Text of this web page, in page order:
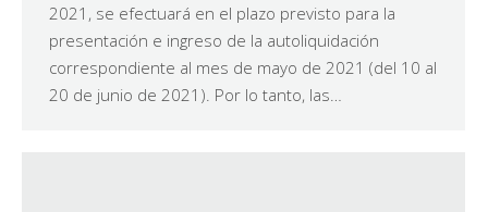
2021, se efectuará en el plazo previsto para la
presentación e ingreso de la autoliquidación
correspondiente al mes de mayo de 2021 (del 10 al
20 de junio de 2021). Por lo tanto, las…